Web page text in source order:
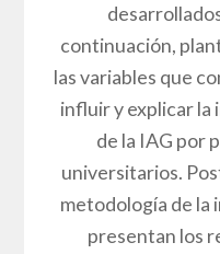
continuación,
las variables que
influir y explicar la
de la IAG por
universitarios.
metodología de la
presentan los